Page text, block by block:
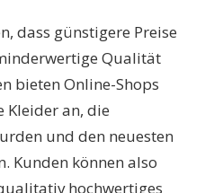
dass günstigere Preise
Qualität
bieten Online-Shops
Kleider an, die
und den neuesten
Kunden können also
hochwertiges